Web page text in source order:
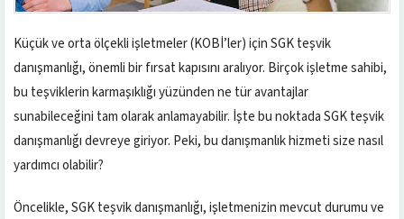
Küçük ve orta ölçekli işletmeler (KOBİ’ler) için SGK teşvik
danışmanlığı, önemli bir fırsat kapısını aralıyor. Birçok işletme sahibi,
bu teşviklerin karmaşıklığı yüzünden ne tür avantajlar
sunabileceğini tam olarak anlamayabilir. İşte bu noktada SGK teşvik
danışmanlığı devreye giriyor. Peki, bu danışmanlık hizmeti size nasıl
yardımcı olabilir?
Öncelikle, SGK teşvik danışmanlığı, işletmenizin mevcut durumu ve